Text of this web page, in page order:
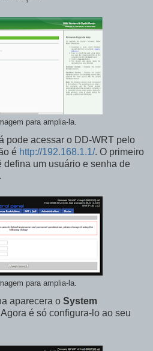
para amplia-la.
pode acessar o DD-WRT pelo
é http://192.168.1.1/. O primeiro
um usuário e senha de
para amplia-la.
aparecera o System
é só configura-lo ao seu